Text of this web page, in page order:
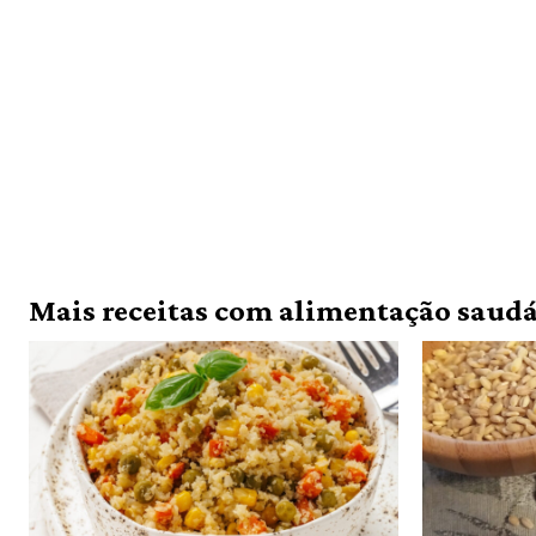
Mais receitas com alimentação